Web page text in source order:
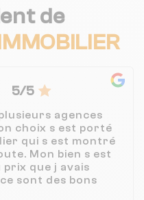
de
5/5
agences
choix s est porté
qui s est montré
Mon bien s est
prix que j avais
sont des bons